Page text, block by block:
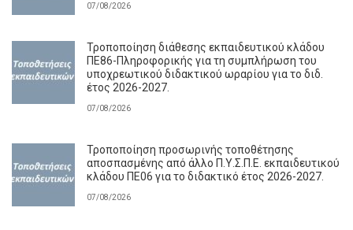
07/08/2026
Τροποποίηση διάθεσης εκπαιδευτικού κλάδου
ΠΕ86-Πληροφορικής για τη συμπλήρωση του
υποχρεωτικού διδακτικού ωραρίου για το διδ.
έτος 2026-2027.
07/08/2026
Τροποποίηση προσωρινής τοποθέτησης
αποσπασμένης από άλλο Π.Υ.Σ.Π.Ε. εκπαιδευτικού
κλάδου ΠΕ06 για το διδακτικό έτος 2026-2027.
07/08/2026